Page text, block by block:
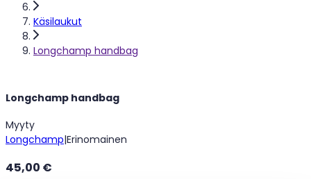
Käsilaukut
Longchamp handbag
Longchamp handbag
Myyty
Longchamp|Erinomainen
45,00 €